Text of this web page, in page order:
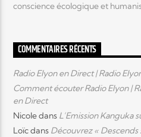
conscience écologique et
COMMENTAIRES RÉCENTS
Radio Elyon en Direct | Radio
Comment écouter Radio Elyon |
en Direct
Nicoledans L’Emission Kanguka
Loïcdans Découvrez «